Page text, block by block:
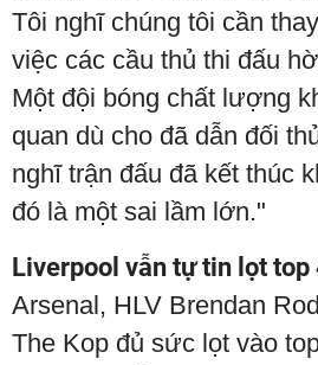
Tôi nghĩ chúng tôi cần
việc các cầu thủ thi đấu
Một đội bóng chất lượng
quan dù cho đã dẫn đối
nghĩ trận đấu đã kết thúc
đó là một sai lầm lớn."
Liverpool vẫn tự tin lọt top
Arsenal, HLV Brendan
The Kop đủ sức lọt vào